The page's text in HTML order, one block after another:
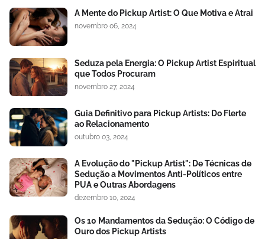
A Mente do Pickup Artist: O Que Motiva e Atrai
novembro 06, 2024
Seduza pela Energia: O Pickup Artist Espiritual
que Todos Procuram
novembro 27, 2024
Guia Definitivo para Pickup Artists: Do Flerte
ao Relacionamento
outubro 03, 2024
A Evolução do "Pickup Artist": De Técnicas de
Sedução a Movimentos Anti-Políticos entre
PUA e Outras Abordagens
dezembro 10, 2024
Os 10 Mandamentos da Sedução: O Código de
Ouro dos Pickup Artists